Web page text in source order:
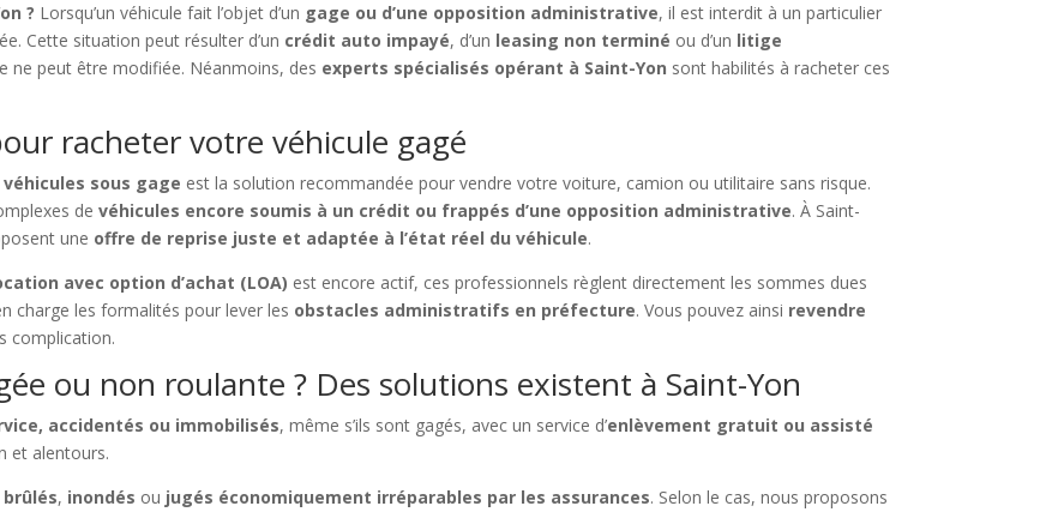
? Lorsqu’un véhicule fait l’objet d’un gage ou d’une opposition administrative, il est interdit à un particulier
Cette situation peut résulter d’un crédit auto impayé, d’un leasing non terminé ou d’un litige
ne peut être modifiée. Néanmoins, des experts spécialisés opérant à Saint-Yon sont habilités à racheter ces
racheter votre véhicule gagé
sous gage est la solution recommandée pour vendre votre voiture, camion ou utilitaire sans risque.
devéhicules encore soumis à un crédit ou frappés d’une opposition administrative. À Saint-
une offre de reprise juste et adaptée à l’état réel du véhicule.
avec option d’achat (LOA) est encore actif, ces professionnels règlent directement les sommes dues
charge les formalités pour lever les obstacles administratifs en préfecture. Vous pouvez ainsi revendre
complication.
ou non roulante ? Des solutions existent à Saint-Yon
accidentés ou immobilisés, même s’ils sont gagés, avec un service d’enlèvement gratuit ou assisté
et alentours.
brûlés, inondés ou jugés économiquement irréparables par les assurances. Selon le cas, nous proposons